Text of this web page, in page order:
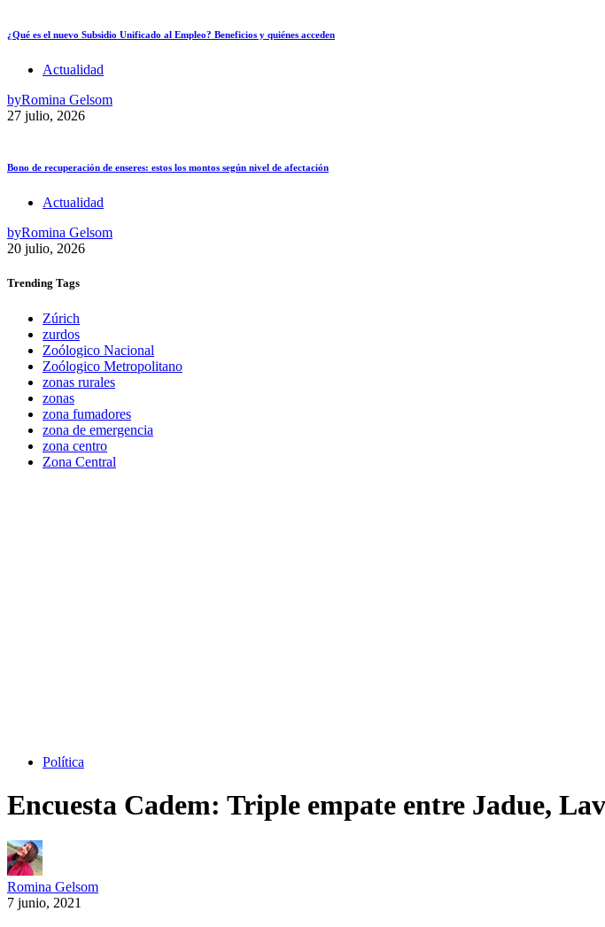
¿Qué es el nuevo Subsidio Unificado al Empleo? Beneficios y quiénes acceden
Actualidad
byRomina Gelsom
27 julio, 2026
Bono de recuperación de enseres: estos los montos según nivel de afectación
Actualidad
byRomina Gelsom
20 julio, 2026
Trending Tags
Zúrich
zurdos
Zoólogico Nacional
Zoólogico Metropolitano
zonas rurales
zonas
zona fumadores
zona de emergencia
zona centro
Zona Central
Política
Encuesta Cadem: Triple empate entre Jadue,
Romina Gelsom
7 junio, 2021